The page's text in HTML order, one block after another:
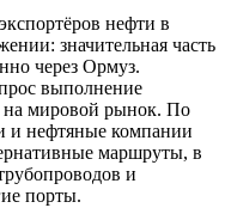
нефти в
значительная часть
через Ормуз.
выполнение
на мировой рынок. По
и нефтяные компании
маршруты, в
и
порты.